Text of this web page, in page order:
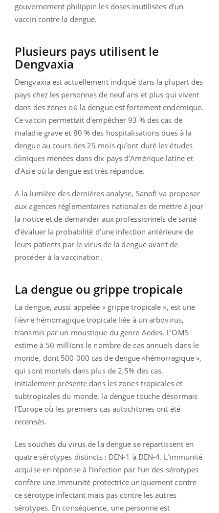
gouvernement philippin les doses inutilisées d'un
vaccin contre la dengue.
Plusieurs pays utilisent le
Dengvaxia
Dengvaxia est actuellement indiqué dans la plupart des
pays chez les personnes de neuf ans et plus qui vivent
dans des zones où la dengue est fortement endémique.
Ce vaccin permettait d’empêcher 93 % des cas de
maladie grave et 80 % des hospitalisations dues à la
dengue au cours des 25 mois qu’ont duré les études
cliniques menées dans dix pays d’Amérique latine et
d’Asie où la dengue est très répandue.
A la lumière des dernières analyse, Sanofi va proposer
aux agences réglementaires nationales de mettre à jour
la notice et de demander aux professionnels de santé
d’évaluer la probabilité d’une infection antérieure de
leurs patients par le virus de la dengue avant de
procéder à la vaccination.
La dengue ou grippe tropicale
La dengue, aussi appelée « grippe tropicale », est une
fièvre hémorragique tropicale liée à un arbovirus,
transmis par un moustique du genre Aedes. L’OMS
estime à 50 millions le nombre de cas annuels dans le
monde, dont 500 000 cas de dengue «hémorragique »,
qui sont mortels dans plus de 2,5% des cas.
Initialement présente dans les zones tropicales et
subtropicales du monde, la dengue touche désormais
l’Europe où les premiers cas autochtones ont été
recensés.
Les souches du virus de la dengue se répartissent en
quatre sérotypes distincts : DEN-1 à DEN-4. L’immunité
acquise en réponse à l’infection par l’un des sérotypes
confère une immunité protectrice uniquement contre
ce sérotype infectant mais pas contre les autres
sérotypes. En conséquence, une personne est